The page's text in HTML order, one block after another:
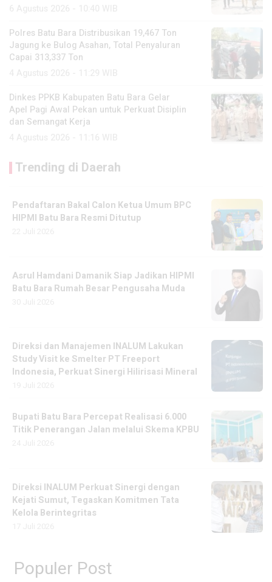
Polres Batu Bara Distribusikan 19,467 Ton
Jagung ke Bulog Asahan, Total Penyaluran
Capai 313,337 Ton
Dinkes PPKB Kabupaten Batu Bara Gelar
Apel Pagi Awal Pekan untuk Perkuat Disiplin
dan Semangat Kerja
Trending di Daerah
Pendaftaran Bakal Calon Ketua Umum BPC
HIPMI Batu Bara Resmi Ditutup
Asrul Hamdani Damanik Siap Jadikan HIPMI
Batu Bara Rumah Besar Pengusaha Muda
Direksi dan Manajemen INALUM Lakukan
Study Visit ke Smelter PT Freeport
Indonesia, Perkuat Sinergi Hilirisasi Mineral
Bupati Batu Bara Percepat Realisasi 6.000
Titik Penerangan Jalan melalui Skema KPBU
Direksi INALUM Perkuat Sinergi dengan
Kejati Sumut, Tegaskan Komitmen Tata
Kelola Berintegritas
Populer Post